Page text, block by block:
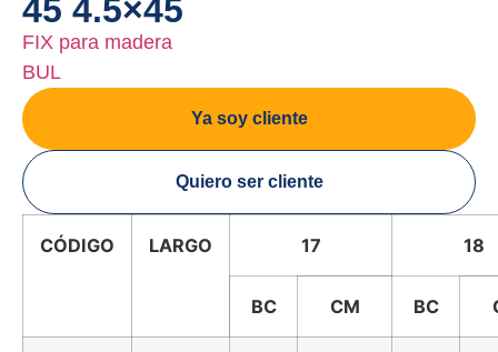
45 4.5×45
FIX para madera
BUL
Ya soy cliente
Quiero ser cliente
CÓDIGO LARGO 17 18
BC CM BC